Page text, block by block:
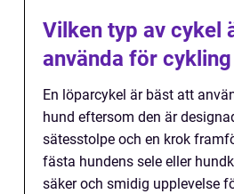
Vilken typ av cykel
använda för
En löparcykel är bäst att
hund eftersom den är
sätesstolpe och en krok
fästa hundens sele eller
säker och smidig upplevelse